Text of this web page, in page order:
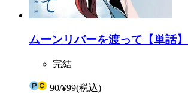
ムーンリバーを渡って【単話
完結
90/¥99(税込)